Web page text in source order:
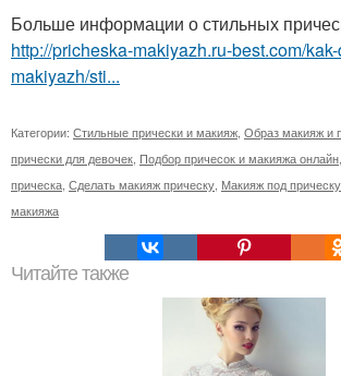
Больше информации о стильных
http://pricheska-makiyazh.ru-best.com/
makiyazh/sti...
Категории: Стильные прически и макияж Образ макияж и
прически для девочек Подбор причесок и макияжа онлайн
прическа Сделать макияж прическу Макияж под прическу
макияжа
Читайте также